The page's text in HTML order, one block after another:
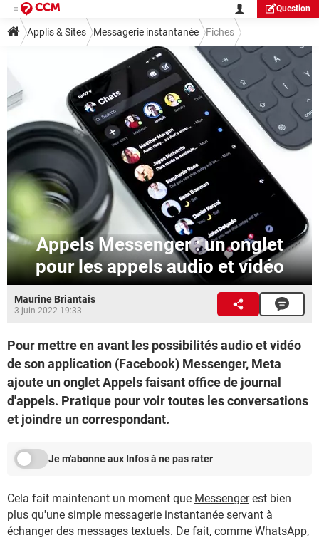
Question
Applis & Sites Messagerie instantanée Fiches
Guide messagerie instantanée Messenger
Appels Messenger : un onglet
pour les appels audio et vidéo
Maurine Briantais
3 juin 2022 19:33
Pour mettre en avant les possibilités audio et vidéo
de son application (Facebook) Messenger, Meta
ajoute un onglet Appels faisant office de journal
d'appels. Pratique pour voir toutes les conversations
et joindre un correspondant.
Je m'abonne aux Infos à ne pas rater
Cela fait maintenant un moment que Messengerest bien
plus qu'une simple messagerie instantanée servant à
échanger des messages textuels. De fait, comme WhatsApp,